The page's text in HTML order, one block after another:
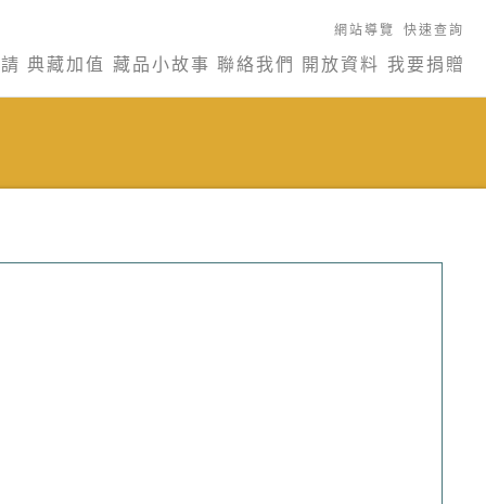
網站導覽 快速查詢
典藏加值 藏品小故事 聯絡我們 開放資料 我要捐贈